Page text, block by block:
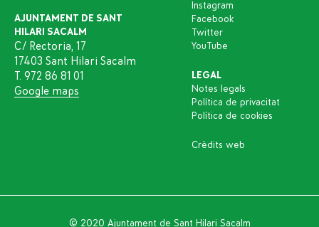
AJUNTAMENT DE SANT
HILARI SACALM
C/ Rectoria, 17
17403 Sant Hilari Sacalm
T. 972 86 81 01
Google maps
Instagram
Facebook
Twitter
YouTube
LEGAL
Notes legals
Política de privacitat
Política de cookies
Crèdits web
© 2020 Ajuntament de Sant Hilari Sacalm